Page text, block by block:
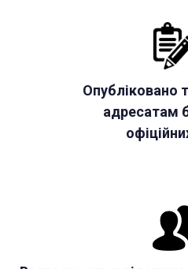
Опубліковано
адресатам